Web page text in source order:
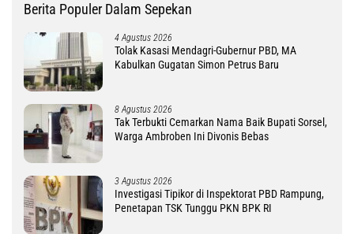
Berita Populer Dalam Sepekan
4 Agustus 2026
Tolak Kasasi Mendagri-Gubernur PBD, MA
Kabulkan Gugatan Simon Petrus Baru
8 Agustus 2026
Tak Terbukti Cemarkan Nama Baik Bupati Sorsel,
Warga Ambroben Ini Divonis Bebas
3 Agustus 2026
Investigasi Tipikor di Inspektorat PBD Rampung,
Penetapan TSK Tunggu PKN BPK RI